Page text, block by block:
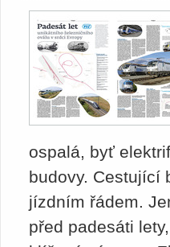
ospalá, byť
budovy. Cestující
jízdním řádem.
před padesáti